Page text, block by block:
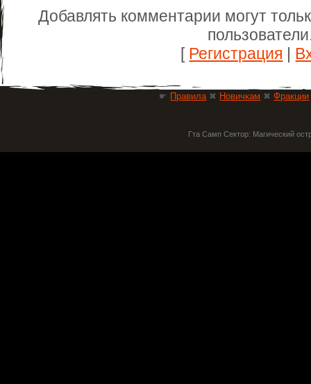
Добавлять комментарии могут
[ Регистрация |
☛ Правила✖ Новичкам ✖Фракции
Гта Самп Сектор: Магический